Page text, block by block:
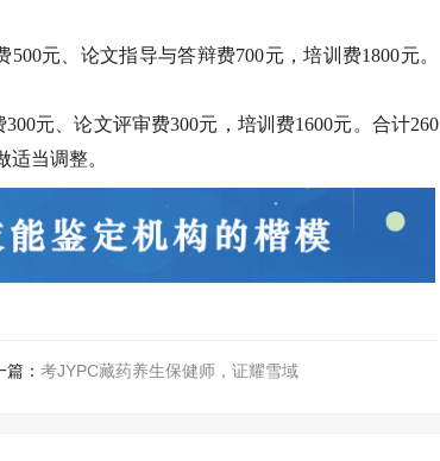
元、论文指导与答辩费700元，培训费1800元。
元、论文评审费300元，培训费1600元。合计260
当调整。
篇： 考JYPC藏药养生保健师，证耀雪域